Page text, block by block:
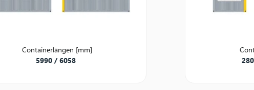
Containerlängen [mm]
5990 / 6058